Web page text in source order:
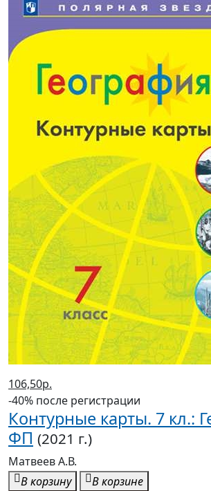
106,50р.
-40% после регистрации
Контурные карты. 7 кл.:
ФП (2021 г.)
Матвеев А.В.
В корзину